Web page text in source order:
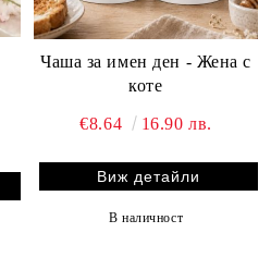
Чаша за имен ден - Жена с
коте
€8.64 16.90 лв.
Виж детайли
В наличност